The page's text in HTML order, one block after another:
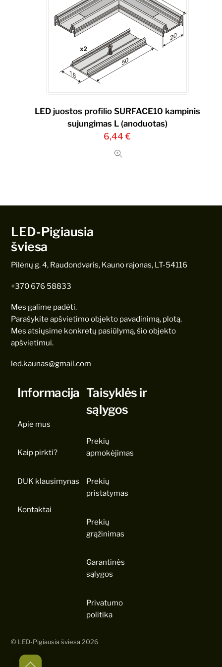
LED juostos profilio SURFACE10 kampinis
sujungimas L (anoduotas)
6,44€
LED-Pigiausia
šviesa
Pilėnų g. 4, Raudondvaris, Kauno rajonas, LT-54116
+370 676 58833
Mes galime padėti.
Parašykite apšvietimo objekto pavadinimą, plotą.
Mes atsiųsime konkretų pasiūlymą, šio objekto
apšvietimui.
led.kaunas@gmail.com
Informacija
Apie mus
Kaip pirkti?
DUK klausimynas
Kontaktai
Taisyklės ir
sąlygos
Prekių
apmokėjimas
Prekių
pristatymas
Prekių
grąžinimas
Garantinės
sąlygos
Privatumo
politika
Back
© LED-Pigiausia šviesa 2026